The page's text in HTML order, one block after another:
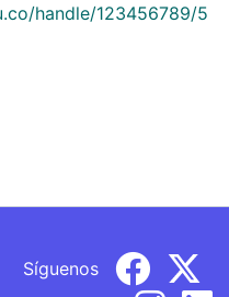
handle/123456789/5
Síguenos